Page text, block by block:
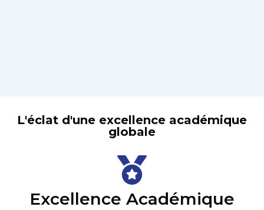
L'éclat d'une excellence académique
globale
Excellence Académique